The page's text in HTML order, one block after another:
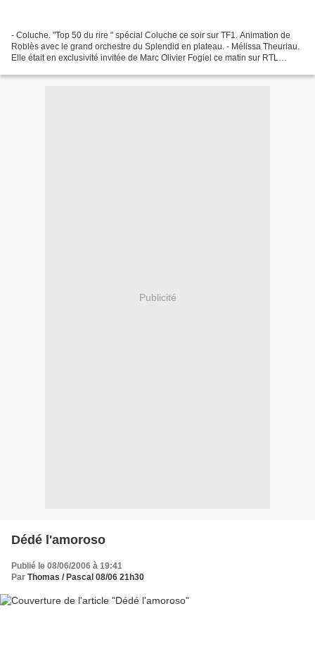
- Coluche. "Top 50 du rire " spécial Coluche ce soir sur TF1. Animation de
Roblès avec le grand orchestre du Splendid en plateau. - Mélissa Theuriau.
Elle était en exclusivité invitée de Marc Olivier Fogiel ce matin sur RTL
Publicité
Dédé l'amoroso
Publié le 08/06/2006 à 19:41
Par Thomas / Pascal 08/06 21h30